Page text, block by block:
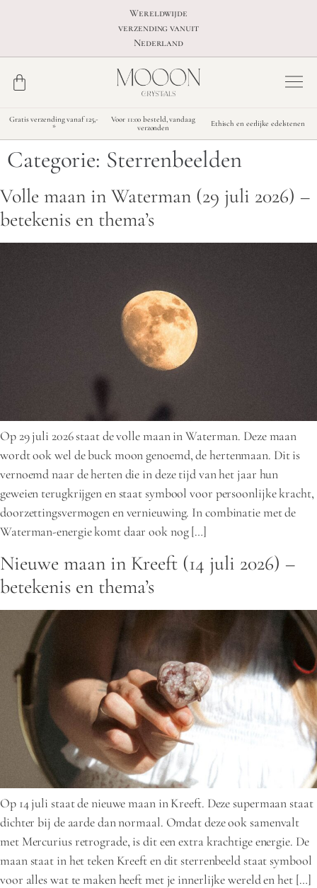
Wereldwijde
verzending vanuit
Nederland
Gratis verzending vanaf 125,-
*
Voor 11:00 besteld, vandaag
verzonden
Ethisch en eerlijke edelstenen
Categorie: Sterrenbeelden
Volle maan in Waterman (29 juli 2026) –
betekenis en thema’s
Op 29 juli 2026 staat de volle maan in Waterman. Deze maan
wordt ook wel de buck moon genoemd, de hertenmaan. Dit is
vernoemd naar de herten die in deze tijd van het jaar hun
geweien terugkrijgen en staat symbool voor persoonlijke kracht,
doorzettingsvermogen en vernieuwing. In combinatie met de
Waterman-energie komt daar ook nog […]
Nieuwe maan in Kreeft (14 juli 2026) –
betekenis en thema’s
Op 14 juli staat de nieuwe maan in Kreeft. Deze supermaan staat
dichter bij de aarde dan normaal. Omdat deze ook samenvalt
met Mercurius retrograde, is dit een extra krachtige energie. De
maan staat in het teken Kreeft en dit sterrenbeeld staat symbool
voor alles wat te maken heeft met je innerlijke wereld en het […]